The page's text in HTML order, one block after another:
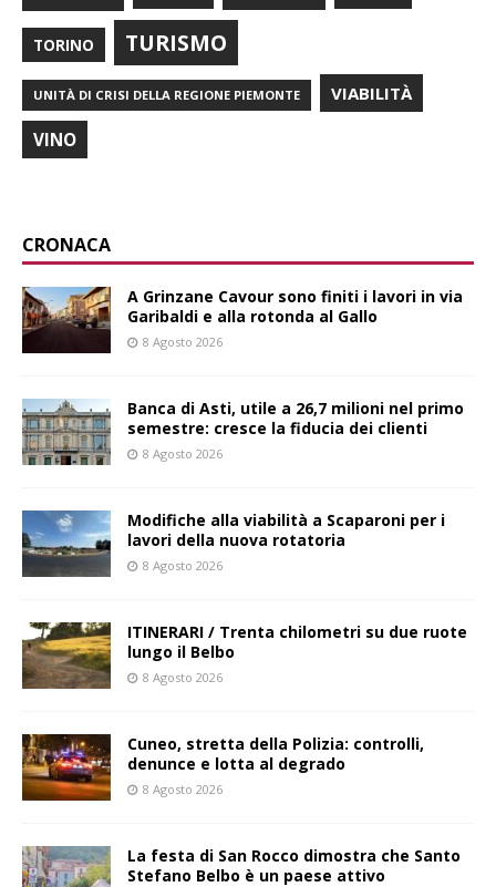
TORINO TURISMO
UNITÀ DI CRISI DELLA REGIONE PIEMONTE VIABILITÀ
VINO
CRONACA
A Grinzane Cavour sono finiti i lavori in via
Garibaldi e alla rotonda al Gallo
8 Agosto 2026
Banca di Asti, utile a 26,7 milioni nel primo
semestre: cresce la fiducia dei clienti
8 Agosto 2026
Modifiche alla viabilità a Scaparoni per i
lavori della nuova rotatoria
8 Agosto 2026
ITINERARI / Trenta chilometri su due ruote
lungo il Belbo
8 Agosto 2026
Cuneo, stretta della Polizia: controlli,
denunce e lotta al degrado
8 Agosto 2026
La festa di San Rocco dimostra che Santo
Stefano Belbo è un paese attivo